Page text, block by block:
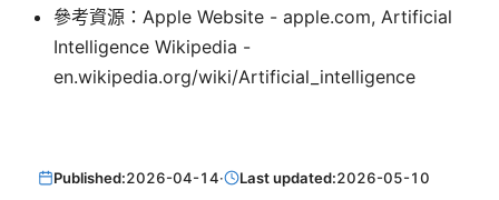
參考資源：Apple Website - apple.com, Artificial
Intelligence Wikipedia -
en.wikipedia.org/wiki/Artificial_intelligence
Published:2026-04-14· Last updated:2026-05-10